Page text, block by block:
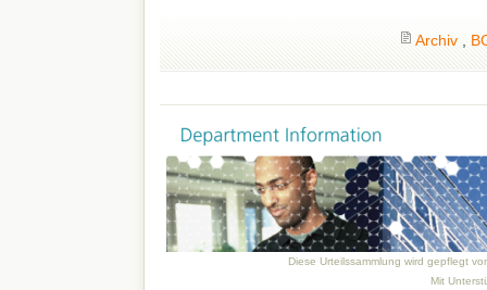
Archiv,
Diese Urteilssammlung wird gepflegt
Mit